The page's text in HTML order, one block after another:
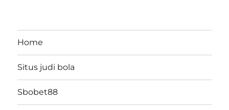
Home
Situs judi bola
Sbobet88